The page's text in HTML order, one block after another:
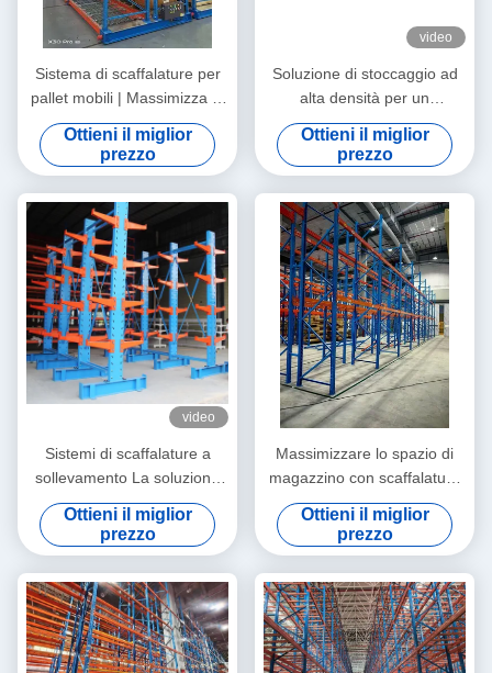
Sistema di scaffalature per
pallet mobili | Massimizza la
capacità del magazzino
senza espandere la tua
struttura
Ottieni il miglior
prezzo
video
Soluzione di stoccaggio ad
alta densità per un
rendimento più rapido e un
migliore utilizzo dello spazio
Ottieni il miglior
prezzo
video
Sistemi di scaffalature a
sollevamento La soluzione
ideale per i materiali lunghi,
pesanti e irregolari
Ottieni il miglior
prezzo
Massimizzare lo spazio di
magazzino con scaffalature
per paletti per uso pesante,
alta capacità di carico,
progettazione regolabile e
sistemi compatibili con
carrelli elevatori
Ottieni il miglior
prezzo